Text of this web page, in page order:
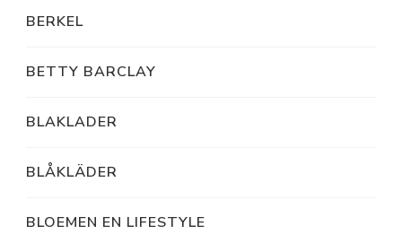
BERKEL
BETTY BARCLAY
BLAKLADER
BLÅKLÄDER
BLOEMEN EN LIFESTYLE